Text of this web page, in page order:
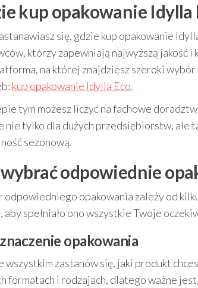
kup opakowanie Idylla
się, gdzie kup opakowanie
którzy zapewniają najwyższą jakość i
na której znajdziesz szeroki
kup opakowanie Idylla Eco.
tym możesz liczyć na fachowe
nie tylko dla dużych przedsiębiorstw, ale
sezonową.
odpowiednie
odpowiedniego opakowania zależy od
aby spełniało ono wszystkie Twoje
opakowania
wszystkim zastanów się, jaki produkt
formatach i rodzajach, dlatego ważne